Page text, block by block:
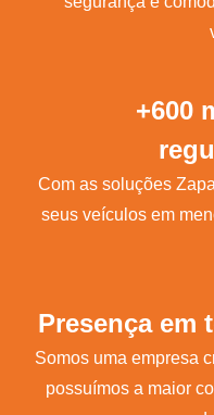
+600
Com as soluções
seus veículos em
Presença em
Somos uma empresa
possuímos a maior